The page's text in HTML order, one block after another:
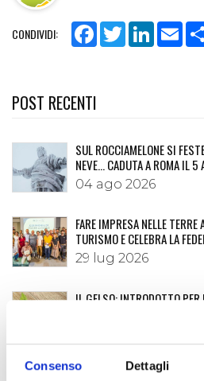
Consenso Dettagli
CONDIVIDI: Facebook
Twitter
POST RECENTI
SUL ROCCIAMELONE SI
NEVE… CADUTA A ROMA IL
04 ago 2026
FARE IMPRESA NELLE
TURISMO E CELEBRA LA
29 lug 2026
IL GELSO: INTRODOTTO
SETA È APPREZZATO PER
I MARRONS DEL